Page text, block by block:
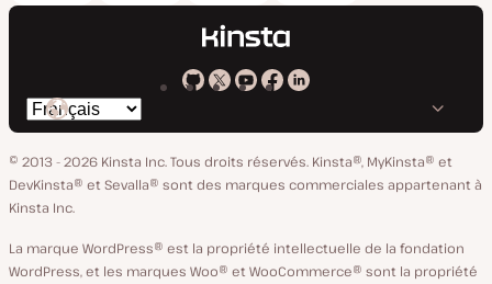
Kinsta
GitHub
Kinsta
X
Kinsta
YouTube
Kinsta
Facebook
Kinsta
LinkedIn
Changer
de
langue
© 2013 - 2026 Kinsta Inc. Tous droits réservés. Kinsta®, MyKinsta® et
DevKinsta® et Sevalla® sont des marques commerciales appartenant à
Kinsta Inc.
La marque WordPress® est la propriété intellectuelle de la fondation
WordPress, et les marques Woo® et WooCommerce® sont la propriété